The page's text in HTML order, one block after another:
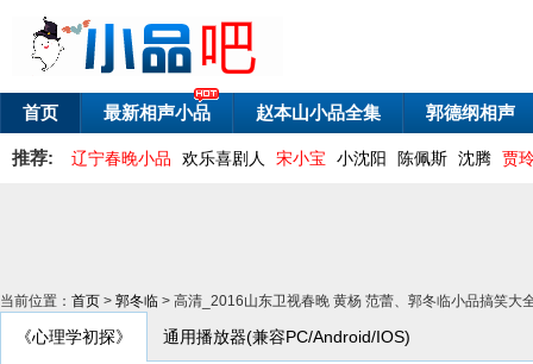
首页 最新相声小品 赵本山小品全集 郭德纲相声
推荐: 辽宁春晚小品 欢乐喜剧人 宋小宝 小沈阳 陈佩斯 沈腾 贾
当前位置： 首页 > 郭冬临 > 高清_2016山东卫视春晚 黄杨 范蕾、郭冬临小品搞笑大
《心理学初探》 通用播放器(兼容PC/Android/IOS)